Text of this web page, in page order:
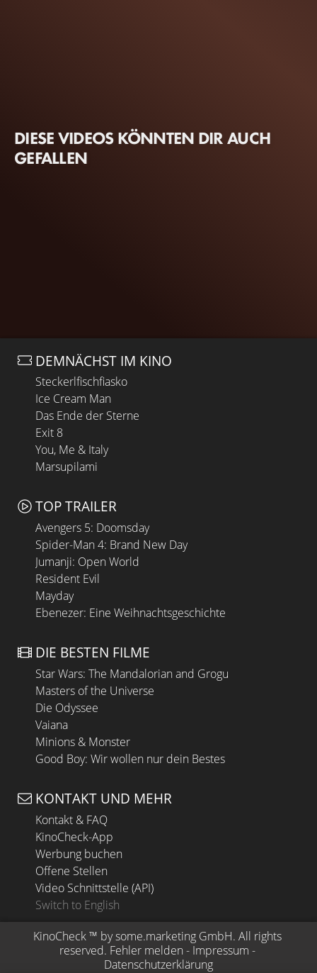
DIESE VIDEOS KÖNNTEN DIR AUCH
GEFALLEN
DEMNÄCHST IM KINO
Steckerlfischfiasko
Ice Cream Man
Das Ende der Sterne
Exit 8
You, Me & Italy
Marsupilami
TOP TRAILER
Avengers 5: Doomsday
Spider-Man 4: Brand New Day
Jumanji: Open World
Resident Evil
Mayday
Ebenezer: Eine Weihnachtsgeschichte
DIE BESTEN FILME
Star Wars: The Mandalorian and Grogu
Masters of the Universe
Die Odyssee
Vaiana
Minions & Monster
Good Boy: Wir wollen nur dein Bestes
KONTAKT UND MEHR
Kontakt & FAQ
KinoCheck-App
Werbung buchen
Offene Stellen
Video Schnittstelle (API)
Switch to English
KinoCheck ™ by some.marketing GmbH. All rights
reserved. Fehler melden - Impressum -
Datenschutzerklärung